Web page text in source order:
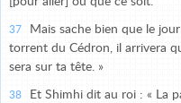
37
Mais sache bien que le
torrent du Cédron, il arrivera
sera sur ta tête. »
38
Et Shimhi dit au roi : « La